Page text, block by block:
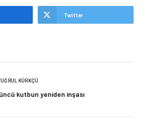
Twitter
KÜRKÇÜ
kutbun yeniden inşası